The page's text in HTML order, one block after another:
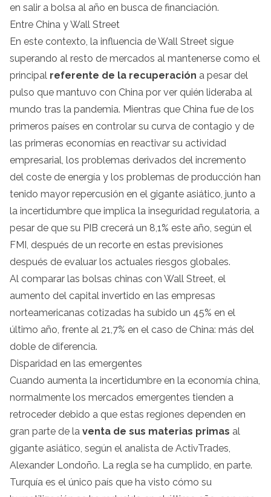
en salir a bolsa al año en busca de financiación.
Entre China y Wall Street
En este contexto, la influencia de Wall Street sigue
superando al resto de mercados al mantenerse como el
principal referente de la recuperación a pesar del
pulso que mantuvo con China por ver quién lideraba al
mundo tras la pandemia. Mientras que China fue de los
primeros países en controlar su curva de contagio y de
las primeras economías en reactivar su actividad
empresarial, los problemas derivados del incremento
del coste de energía y los problemas de producción han
tenido mayor repercusión en el gigante asiático, junto a
la incertidumbre que implica la inseguridad regulatoria, a
pesar de que su PIB crecerá un 8,1% este año, según el
FMI, después de un recorte en estas previsiones
después de evaluar los actuales riesgos globales.
Al comparar las bolsas chinas con Wall Street, el
aumento del capital invertido en las empresas
norteamericanas cotizadas ha subido un 45% en el
último año, frente al 21,7% en el caso de China: más del
doble de diferencia.
Disparidad en las emergentes
Cuando aumenta la incertidumbre en la economía china,
normalmente los mercados emergentes tienden a
retroceder debido a que estas regiones dependen en
gran parte de la venta de sus materias primas al
gigante asiático, según el analista de ActivTrades,
Alexander Londoño. La regla se ha cumplido, en parte.
Turquía es el único país que ha visto cómo su